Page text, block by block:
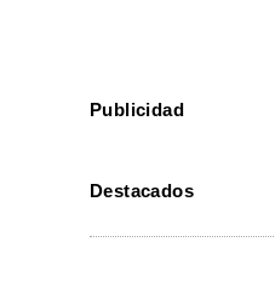
Publicidad
Destacados